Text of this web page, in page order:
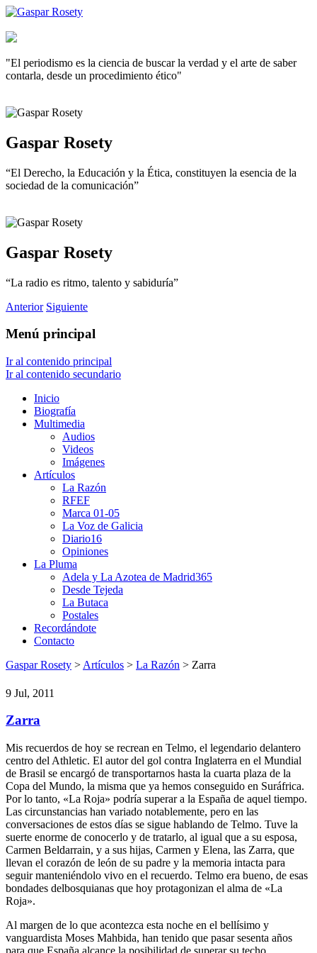
"El periodismo es la ciencia de buscar la verdad y el arte de saber
contarla, desde un procedimiento ético"
Gaspar Rosety
“El Derecho, la Educación y la Ética, constituyen la esencia de la
sociedad de la comunicación”
Gaspar Rosety
“La radio es ritmo, talento y sabiduría”
Anterior Siguiente
Menú principal
Ir al contenido principal
Ir al contenido secundario
Inicio
Biografía
Multimedia
Audios
Videos
Imágenes
Artículos
La Razón
RFEF
Marca 01-05
La Voz de Galicia
Diario16
Opiniones
La Pluma
Adela y La Azotea de Madrid365
Desde Tejeda
La Butaca
Postales
Recordándote
Contacto
Gaspar Rosety > Artículos > La Razón > Zarra
9 Jul, 2011
Zarra
Mis recuerdos de hoy se recrean en Telmo, el legendario delantero
centro del Athletic. El autor del gol contra Inglaterra en el Mundial
de Brasil se encargó de transportarnos hasta la cuarta plaza de la
Copa del Mundo, la misma que ya hemos conseguido en Suráfrica.
Por lo tanto, «La Roja» podría superar a la España de aquel tiempo.
Las circunstancias han variado notablemente, pero en las
conversaciones de estos días se sigue hablando de Telmo. Tuve la
suerte enorme de conocerlo y de tratarlo, al igual que a su esposa,
Carmen Beldarrain, y a sus hijas, Carmen y Elena, las Zarra, que
llevan el corazón de león de su padre y la memoria intacta para
seguir manteniéndolo vivo en el recuerdo. Telmo era bueno, de esas
bondades delbosquianas que hoy protagonizan el alma de «La
Roja».
Al margen de lo que acontezca esta noche en el bellísimo y
vanguardista Moses Mahbida, han tenido que pasar sesenta años
para que España alcance la posibilidad de superar su techo,